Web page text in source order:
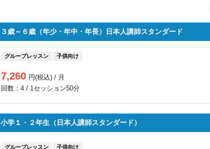
３歳～６歳（年少・年中・年長）日本人講師スタンダード
グループレッスン 子供向け
7,260 円(税込) / 月
回数：4 / 1セッション50分
小学１・２年生（日本人講師スタンダード）
グループレッスン 子供向け